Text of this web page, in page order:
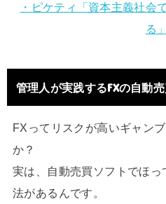
・ピケティ「資本主義社会
る」
管理人が実践するFXの自動
FXってリスクが高いギャン
か？
実は、自動売買ソフトでほ
法があるんです。